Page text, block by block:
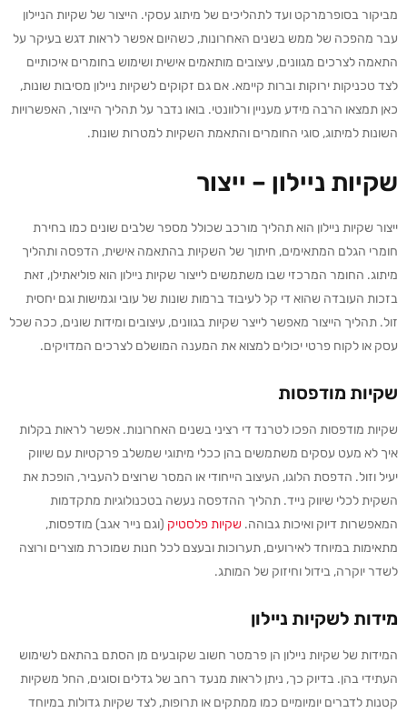
מביקור בסופרמרקט ועד לתהליכים של מיתוג עסקי. הייצור של שקיות הניילון
עבר מהפכה של ממש בשנים האחרונות, כשהיום אפשר לראות דגש בעיקר על
התאמה לצרכים מגוונים, עיצובים מותאמים אישית ושימוש בחומרים איכותיים
לצד טכניקות ירוקות וברות קיימא. אם גם זקוקים לשקיות ניילון מסיבות שונות,
כאן תמצאו הרבה מידע מעניין ורלוונטי. בואו נדבר על תהליך הייצור, האפשרויות
השונות למיתוג, סוגי החומרים והתאמת השקיות למטרות שונות.
שקיות ניילון – ייצור
ייצור שקיות ניילון הוא תהליך מורכב שכולל מספר שלבים שונים כמו בחירת
חומרי הגלם המתאימים, חיתוך של השקיות בהתאמה אישית, הדפסה ותהליך
מיתוג. החומר המרכזי שבו משתמשים לייצור שקיות ניילון הוא פוליאתילן, זאת
בזכות העובדה שהוא די קל לעיבוד ברמות שונות של עובי וגמישות וגם יחסית
זול. תהליך הייצור מאפשר לייצר שקיות בגוונים, עיצובים ומידות שונים, ככה שכל
עסק או לקוח פרטי יכולים למצוא את המענה המושלם לצרכים המדויקים.
שקיות מודפסות
שקיות מודפסות הפכו לטרנד די רציני בשנים האחרונות. אפשר לראות בקלות
איך לא מעט עסקים משתמשים בהן ככלי מיתוגי שמשלב פרקטיות עם שיווק
יעיל וזול. הדפסת הלוגו, העיצוב הייחודי או המסר שרוצים להעביר, הופכת את
השקית לכלי שיווק נייד. תהליך ההדפסה נעשה בטכנולוגיות מתקדמות
המאפשרות דיוק ואיכות גבוהה. שקיות פלסטיק (וגם נייר אגב) מודפסות,
מתאימות במיוחד לאירועים, תערוכות ובעצם לכל חנות שמוכרת מוצרים ורוצה
לשדר יוקרה, בידול וחיזוק של המותג.
מידות לשקיות ניילון
המידות של שקיות ניילון הן פרמטר חשוב שקובעים מן הסתם בהתאם לשימוש
העתידי בהן. בדיוק כך, ניתן לראות מנעד רחב של גדלים וסוגים, החל משקיות
קטנות לדברים יומיומיים כמו ממתקים או תרופות, לצד שקיות גדולות במיוחד